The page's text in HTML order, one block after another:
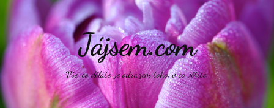
Jájsem.com
Vše, co děláte, je odrazem toho, v co věříte.